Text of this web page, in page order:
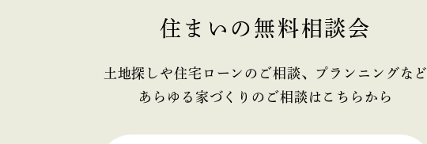
住まいの無料相談会
土地探しや住宅ローンのご相談、プランニングなど
あらゆる家づくりのご相談はこちらから